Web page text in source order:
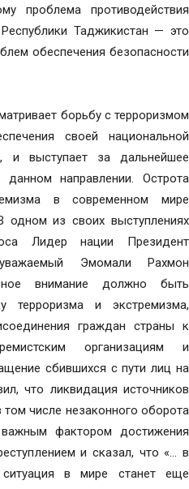
проблема противодействия
Таджикистан — это
обеспечения безопасности
борьбу с терроризмом
своей национальной
и выступает за дальнейшее
данном направлении. Острота
в современном мире
одном из своих выступлениях
Лидер нации Президент
Эмомали Рахмон
внимание должно быть
терроризма и экстремизма,
граждан страны к
организациям и
сбившихся с пути лиц на
что ликвидация источников
числе незаконного оборота
важным фактором достижения
и сказал, что «… в
в мире станет еще